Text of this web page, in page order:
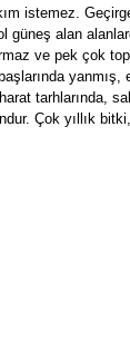
istemez.
güneş alan
ve pek çok
tarhlarında,
Çok yıllık